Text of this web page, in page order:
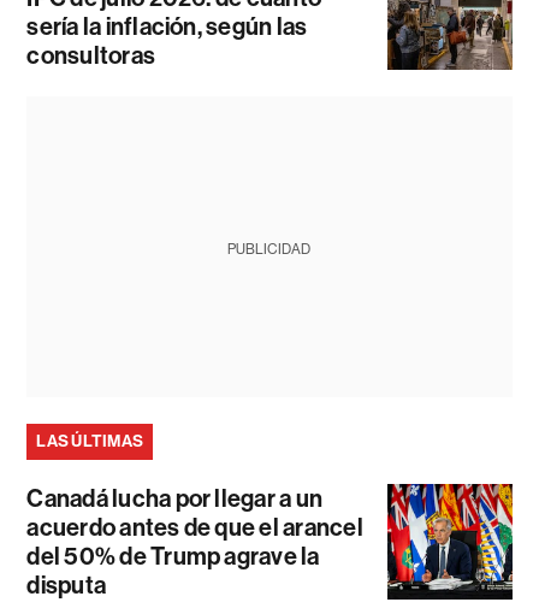
sería la inflación, según las
consultoras
PUBLICIDAD
LAS ÚLTIMAS
Canadá lucha por llegar a un
acuerdo antes de que el arancel
del 50% de Trump agrave la
disputa